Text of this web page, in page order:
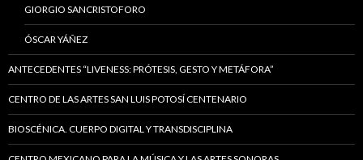
GIORGIO SANCRISTOFORO
ÓSCAR YÁÑEZ
ANTECEDENTES “LIVENESS: PRÓTESIS, GESTO Y METÁFORA”
CENTRO DE LAS ARTES SAN LUIS POTOSÍ CENTENARIO
BIOSCÉNICA. CUERPO DIGITAL Y TRANSDISCIPLINA